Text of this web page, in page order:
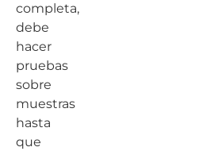
completa,
debe
hacer
pruebas
sobre
muestras
hasta
que